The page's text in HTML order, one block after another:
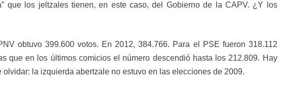
que los jeltzales tienen, en este caso, del Gobierno de la CAPV. ¿Y los
obtuvo 399.600 votos. En 2012, 384.766. Para el PSE fueron 318.112
que en los últimos comicios el número descendió hasta los 212.809. Hay
olvidar: la izquierda abertzale no estuvo en las elecciones de 2009.